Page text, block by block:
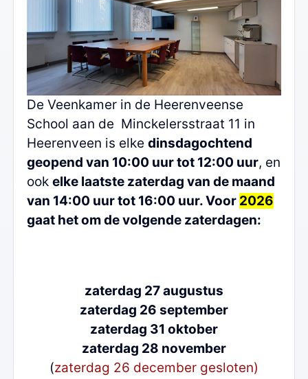
De Veenkamer in de Heerenveense
School aan de Minckelersstraat 11 in
Heerenveen is elke dinsdagochtend
geopend van 10:00 uur tot 12:00 uur, en
ook elke laatste zaterdag van de maand
van 14:00 uur tot 16:00 uur. Voor 2026
gaat het om de volgende zaterdagen:
zaterdag 27 augustus
zaterdag 26 september
zaterdag 31 oktober
zaterdag 28 november
(zaterdag 26 december gesloten)